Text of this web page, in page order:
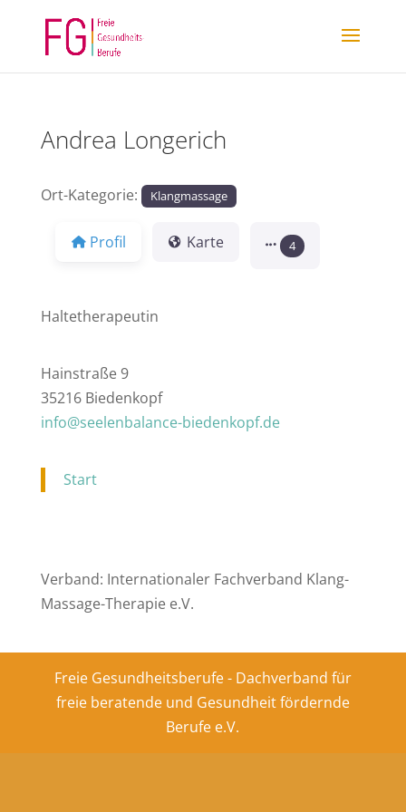
Andrea Longerich
Ort-Kategorie: Klangmassage
Profil Karte 4
Haltetherapeutin
Hainstraße 9
35216 Biedenkopf
info@seelenbalance-biedenkopf.de
Start
Verband: Internationaler Fachverband Klang-
Massage-Therapie e.V.
Freie Gesundheitsberufe - Dachverband für
freie beratende und Gesundheit fördernde
Berufe e.V.